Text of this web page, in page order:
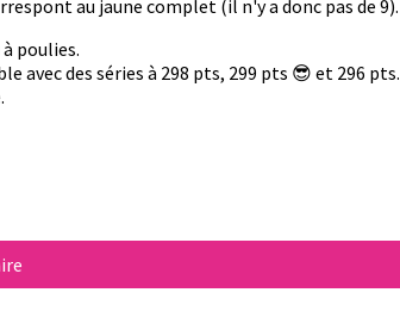
au jaune complet (il n'y a donc pas de 9).
poulies.
avec des séries à 298 pts, 299 pts 😎 et 296 pts.